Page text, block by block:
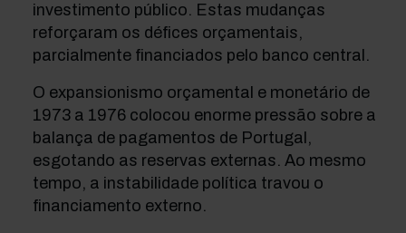
investimento público. Estas mudanças
reforçaram os défices orçamentais,
parcialmente financiados pelo banco central.
O expansionismo orçamental e monetário de
1973 a 1976 colocou enorme pressão sobre a
balança de pagamentos de Portugal,
esgotando as reservas externas. Ao mesmo
tempo, a instabilidade política travou o
financiamento externo.